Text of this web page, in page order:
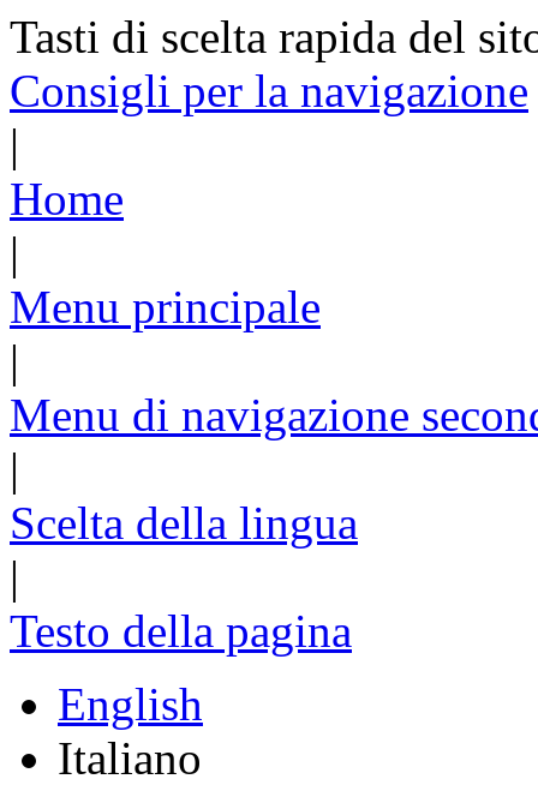
Tasti di scelta rapida del
Consigli per la navigazione
|
Home
|
Menu principale
|
Menu di navigazione
|
Scelta della lingua
|
Testo della pagina
English
Italiano